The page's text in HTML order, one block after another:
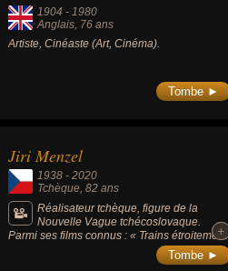
1904 - 1980
Anglais, 76 ans
Artiste, Cinéaste (Art, Cinéma).
Tombe ►
Jiri Menzel
1938 - 2020
Tchèque, 82 ans
Réalisateur tchèque, figure de la
Nouvelle Vague tchécoslovaque.
Parmi ses films connus : « Trains étroitement
surveillés » (1966, comédie dramatique), «
Un été capricieux » (1968, comédie) ou «
+
+
Tombe ►